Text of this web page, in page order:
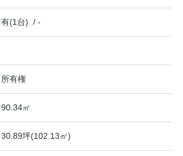
有(1台) / -
所有権
90.34㎡
30.89坪(102.13㎡)